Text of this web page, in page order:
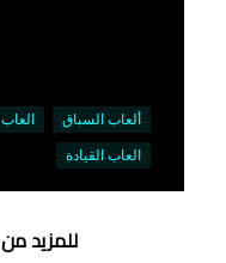
للمزيد من